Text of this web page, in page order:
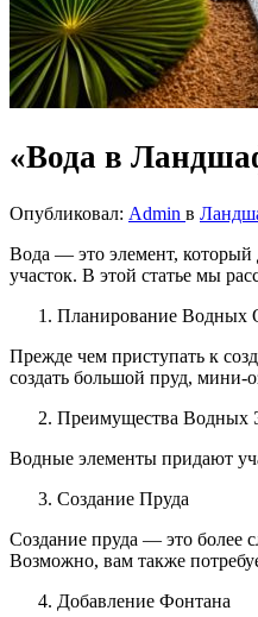
«Вода в
Опубликовал: Admin в
Вода — это элемент, который
участок. В этой статье мы
Планирование Водных
Прежде чем приступать к
создать большой пруд, мини-
Преимущества Водных
Водные элементы придают
Создание Пруда
Создание пруда — это более
Возможно, вам также
Добавление Фонтана